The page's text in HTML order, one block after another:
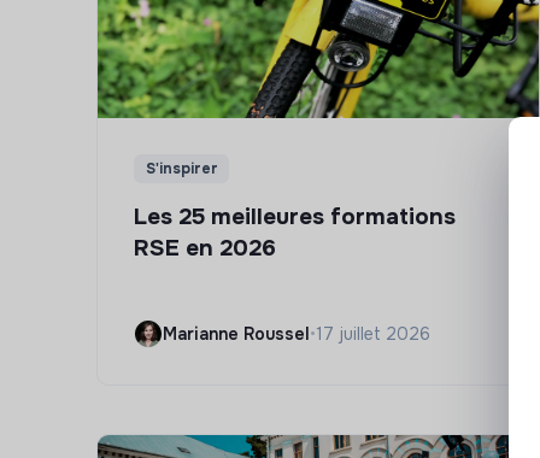
S'inspirer
Les 25 meilleures formations
RSE en 2026
Marianne Roussel•17 juillet 2026